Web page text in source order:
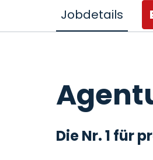
Jobdetails
Die Nr. 1 für